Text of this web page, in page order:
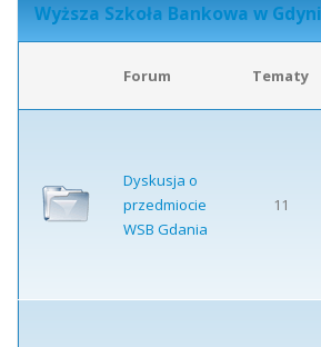
Wyższa Szkoła Bankowa w Gdyni
Forum Tematy
Dyskusja o
przedmiocie
WSB Gdania
11